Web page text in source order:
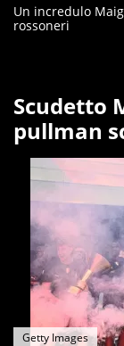
Un incredulo
rossoneri
Scudetto
pullman
Getty Images